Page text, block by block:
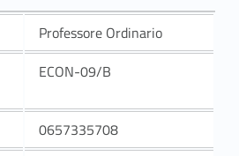
Professore Ordinario
ECON-09/B
0657335708